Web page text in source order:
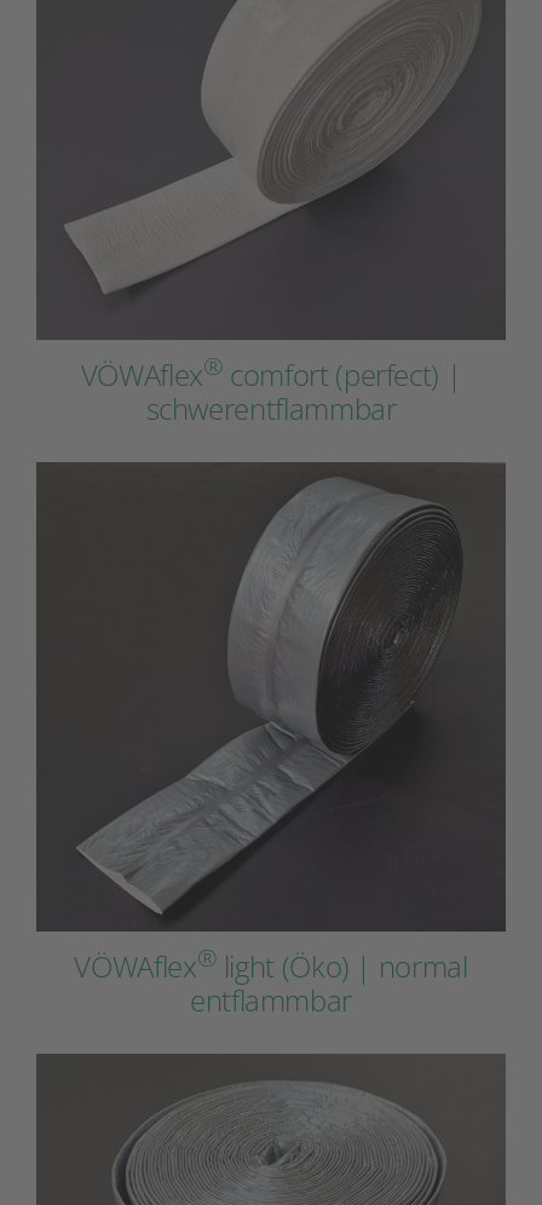
VÖWAflex® comfort (perfect) |
schwerentflammbar
VÖWAflex® light (Öko) | normal
entflammbar